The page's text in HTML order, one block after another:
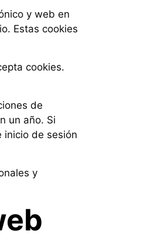
y web en
Estas cookies
cookies.
de
un año. Si
inicio de sesión
y